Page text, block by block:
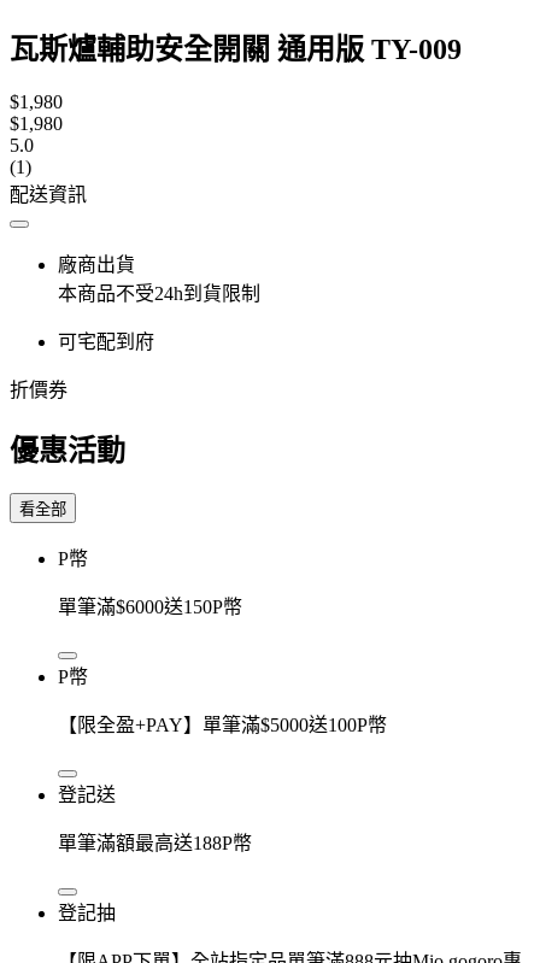
瓦斯爐輔助安全開關 通用版 TY-009
$1,980
$1,980
5.0
(1)
配送資訊
廠商出貨
本商品不受24h到貨限制
可宅配到府
折價券
優惠活動
看全部
P幣
單筆滿$6000送150P幣
P幣
【限全盈+PAY】單筆滿$5000送100P幣
登記送
單筆滿額最高送188P幣
登記抽